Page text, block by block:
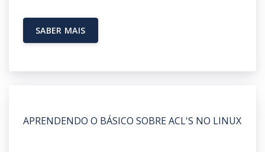
SABER MAIS
APRENDENDO O BÁSICO SOBRE ACL'S NO LINUX